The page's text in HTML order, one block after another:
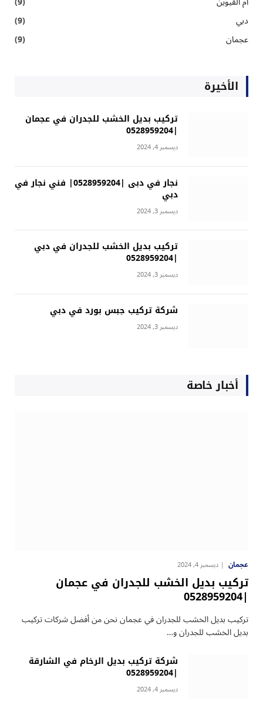
دبي
(9)
عجمان
(9)
الأخيرة
تركيب بديل الخشب للجدران في عجمان
|0528959204
ديسمبر 4, 2024
نجار في دبى |0528959204| فني نجار في
دبي
ديسمبر 3, 2024
تركيب بديل الخشب للجدران في دبي
|0528959204
ديسمبر 3, 2024
شركة تركيب جبس بورد في دبي
ديسمبر 3, 2024
أخبار خاصة
عجمان ديسمبر 4, 2024
تركيب بديل الخشب للجدران في عجمان
|0528959204
تركيب بديل الخشب للجدران في عجمان نحن من أفضل شركات تركيب
بديل الخشب للجدران و…
شركة تركيب بديل الرخام في الشارقة
|0528959204
ديسمبر 4, 2024